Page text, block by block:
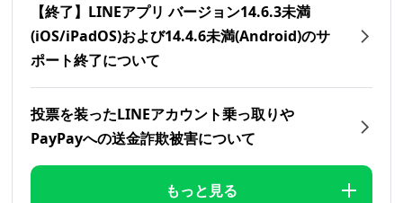
【終了】LINEアプリ バージョン14.6.3未満
(iOS/iPadOS)および14.4.6未満(Android)のサ
ポート終了について
投票を装ったLINEアカウント乗っ取りや
PayPayへの送金詐欺被害について
もっと見る